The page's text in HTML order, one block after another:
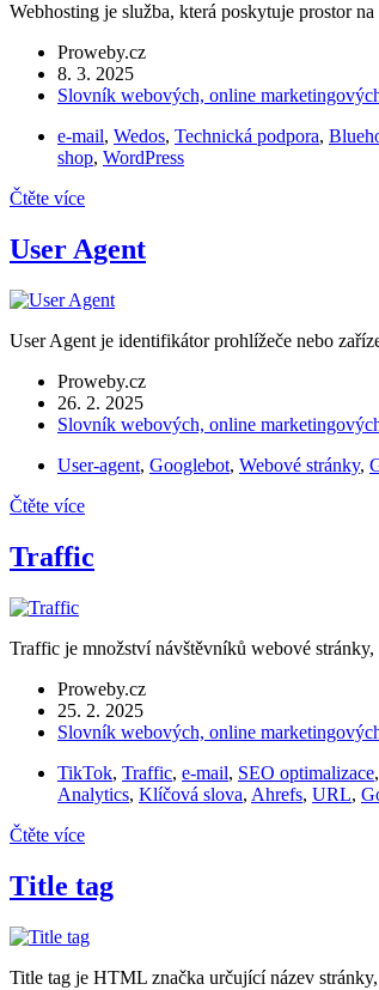
Webhosting je služba, která poskytuje prostor
Proweby.cz
8. 3. 2025
Slovník webových, online
e-mail, Wedos, Technická podpora,
shop, WordPress
Čtěte více
User Agent
User Agent je identifikátor prohlížeče nebo
Proweby.cz
26. 2. 2025
Slovník webových, online
User-agent, Googlebot, Webové stránky,
Čtěte více
Traffic
Traffic je množství návštěvníků webové
Proweby.cz
25. 2. 2025
Slovník webových, online
TikTok, Traffic, e-mail, SEO optimalizace,
Analytics, Klíčová slova, Ahrefs, URL,
Čtěte více
Title tag
Title tag je HTML značka určující název